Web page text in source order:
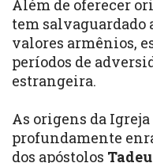
Além de oferecer
tem salvaguardado
valores armênios,
períodos de
estrangeira.
As origens da
profundamente
dos apóstolos Tadeu